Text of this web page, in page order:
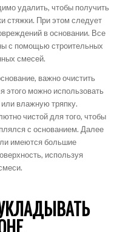
удалить, чтобы получить
стяжки. При этом следует
в основании. Все
с помощью строительных
смесей.
важно очистить
этого можно использовать
влажную тряпку.
чистой для того, чтобы
с основанием. Далее
имеются большие
используя